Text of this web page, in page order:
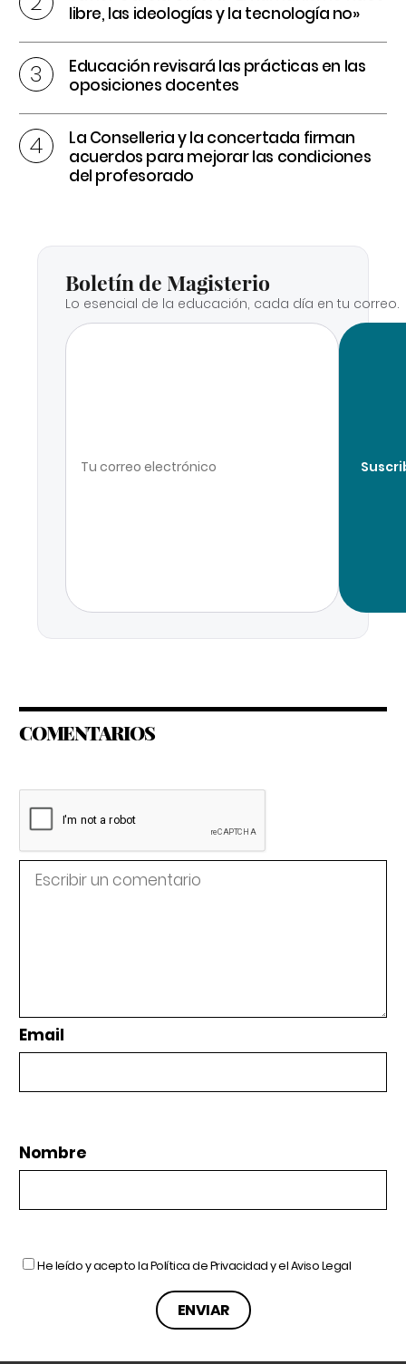
libre, las ideologías y la tecnología no»
Educación revisará las prácticas en las
oposiciones docentes
La Conselleria y la concertada firman
acuerdos para mejorar las condiciones
del profesorado
Boletín de Magisterio
Lo esencial de la educación, cada día en tu correo.
COMENTARIOS
Email
Nombre
He leído y acepto laPolítica de Privacidady elAviso Legal